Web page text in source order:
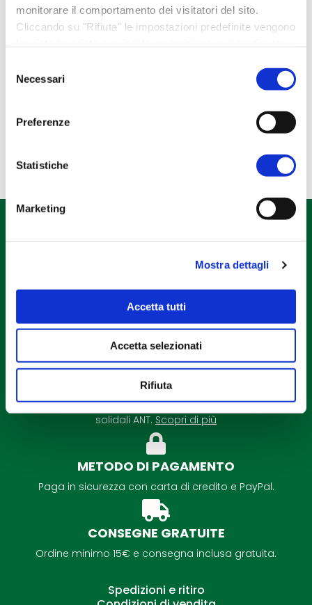
monitorare il comportamento dei visitatori del sito.
Cliccando su "Rifiuta" le impostazioni predefinite vengono
quello tecnico. Per maggiori informazioni visualizza la
delNecessari
Preferenze
Statistiche
Marketing
Mostra dettagli
Accetta tutti
Accetta selezionati
Rifiuta
Libri e gadget
Regali PASQUA
DETRAZIONE FISCALE
É possibile la detrazione fiscale per tutti i regali
solidali ANT. Scopri di più
METODO DI PAGAMENTO
Paga in sicurezza con carta di credito e PayPal.
CONSEGNE GRATUITE
Ordine minimo 15€ e consegna inclusa gratuita.
Spedizioni e ritiro